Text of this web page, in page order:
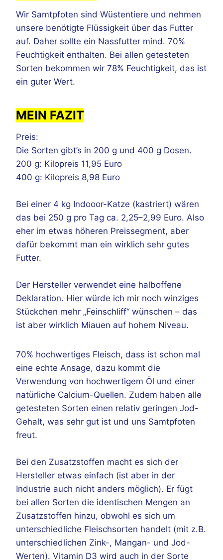
Wir Samtpfoten sind Wüstentiere und nehmen
unsere benötigte Flüssigkeit über das Futter
auf. Daher sollte ein Nassfutter mind. 70%
Feuchtigkeit enthalten. Bei allen getesteten
Sorten bekommen wir 78% Feuchtigkeit, das ist
ein guter Wert.
MEIN FAZIT
Preis:
Die Sorten gibt’s in 200 g und 400 g Dosen.
200 g: Kilopreis 11,95 Euro
400 g: Kilopreis 8,98 Euro
Bei einer 4 kg Indooor-Katze (kastriert) wären
das bei 250 g pro Tag ca. 2,25–2,99 Euro. Also
eher im etwas höheren Preissegment, aber
dafür bekommt man ein wirklich sehr gutes
Futter.
Der Hersteller verwendet eine halboffene
Deklaration. Hier würde ich mir noch winziges
Stückchen mehr „Feinschliff“ wünschen – das
ist aber wirklich Miauen auf hohem Niveau.
70% hochwertiges Fleisch, dass ist schon mal
eine echte Ansage, dazu kommt die
Verwendung von hochwertigem Öl und einer
natürliche Calcium-Quellen. Zudem haben alle
getesteten Sorten einen relativ geringen Jod-
Gehalt, was sehr gut ist und uns Samtpfoten
freut.
Bei den Zusatzstoffen macht es sich der
Hersteller etwas einfach (ist aber in der
Industrie auch nicht anders möglich). Er fügt
bei allen Sorten die identischen Mengen an
Zusatzstoffen hinzu, obwohl es sich um
unterschiedliche Fleischsorten handelt (mit z.B.
unterschiedlichen Zink-, Mangan- und Jod-
Werten). Vitamin D3 wird auch in der Sorte